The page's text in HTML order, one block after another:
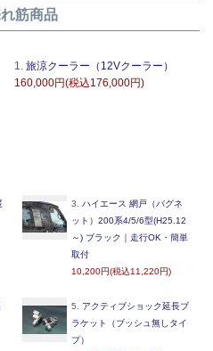
筋商品
1.旅涼クーラー（12Vクーラー）
160,000円(税込176,000円)
3. ハイエース 網戸（バグネ
ット）200系4/5/6型(H25.12
～) ブラック｜走行OK・簡単
取付
10,200円(税込11,220円)
5. アクティブショック延長ブ
ラケット（ブッシュ無しタイ
プ）